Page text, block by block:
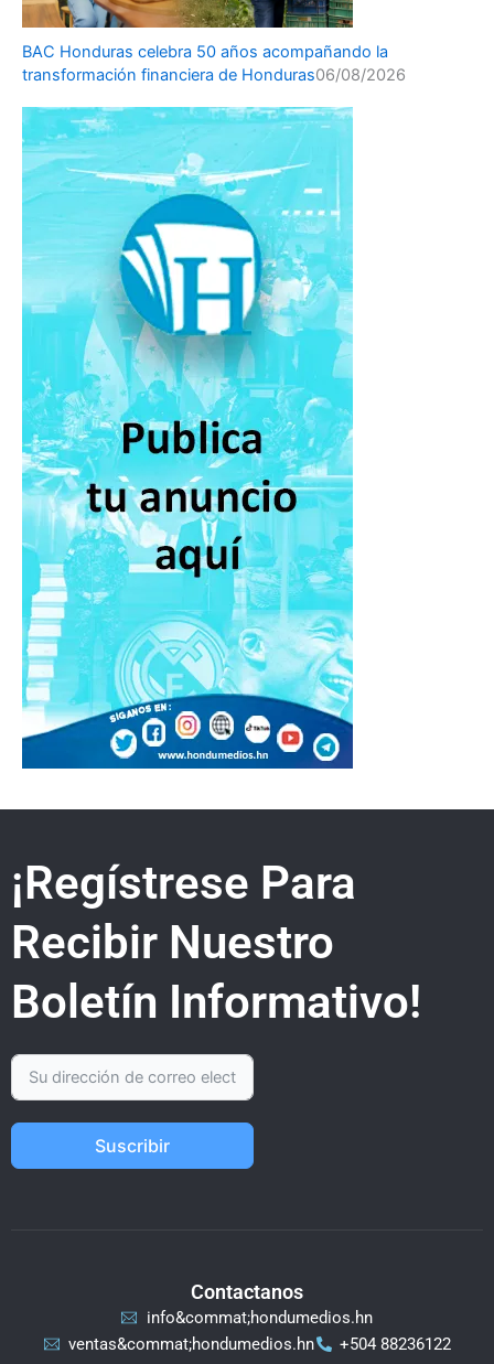
BAC Honduras celebra 50 años acompañando la
transformación financiera de Honduras06/08/2026
¡Regístrese Para
Recibir Nuestro
Boletín Informativo!
Suscribir
Contactanos
info&commat;hondumedios.hn
ventas&commat;hondumedios.hn
+504 88236122